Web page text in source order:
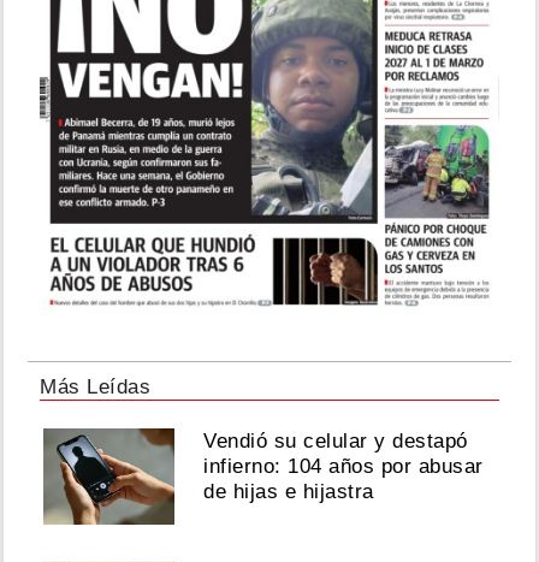
Más Leídas
Vendió su celular y destapó
infierno: 104 años por abusar
de hijas e hijastra